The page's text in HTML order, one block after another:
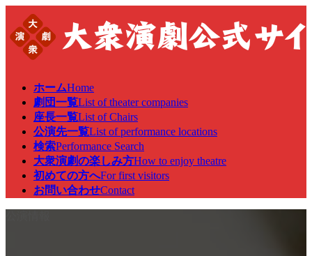
テ
ゲ
ホームHome
劇団一覧List of theater companies
座長一覧List of Chairs
公演先一覧List of performance locations
検索Performance Search
大衆演劇の楽しみ方How to enjoy theatre
初めての方へFor first visitors
お問い合わせContact